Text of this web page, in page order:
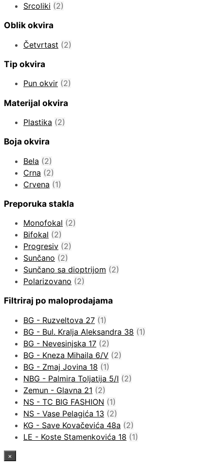
Srcoliki (2)
Oblik okvira
Četvrtast (2)
Tip okvira
Pun okvir (2)
Materijal okvira
Plastika (2)
Boja okvira
Bela (2)
Crna (2)
Crvena (1)
Preporuka stakla
Monofokal (2)
Bifokal (2)
Progresiv (2)
Sunčano (2)
Sunčano sa dioptrijom (2)
Polarizovano (2)
Filtriraj po maloprodajama
BG - Ruzveltova 27 (1)
BG - Bul. Kralja Aleksandra 38 (1)
BG - Nevesinjska 17 (2)
BG - Kneza Mihaila 6/V (2)
BG - Zmaj Jovina 18 (1)
NBG - Palmira Toljatija 5/I (2)
Zemun - Glavna 21 (2)
NS - TC BIG FASHION (1)
NS - Vase Pelagića 13 (2)
KG - Save Kovačevića 48a (2)
LE - Koste Stamenkovića 18 (1)
×